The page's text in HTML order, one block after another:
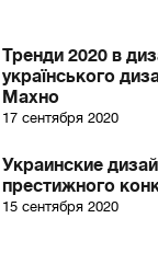
Тренди 2020 в
українського
Махно
17 сентября 2020
Украинские
престижного
15 сентября 2020